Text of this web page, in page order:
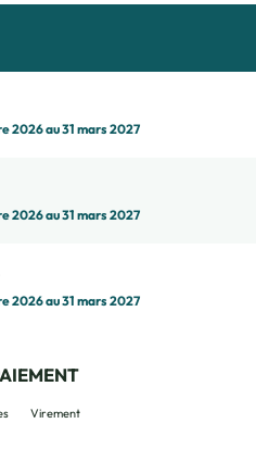
2026 au 31 mars 2027
2026 au 31 mars 2027
2026 au 31 mars 2027
Virement